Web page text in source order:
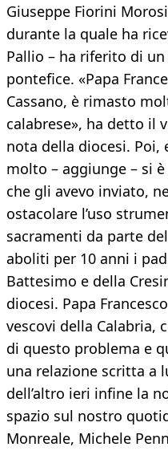
Giuseppe Fiorini
durante la quale ha
Pallio – ha riferito di
pontefice. «Papa
Cassano, è rimasto
calabrese», ha detto il
nota della diocesi. Poi,
molto – aggiunge – si
che gli avevo inviato,
ostacolare l’uso
sacramenti da parte
aboliti per 10 anni i
Battesimo e della
diocesi. Papa
vescovi della Calabria,
di questo problema e
una relazione scritta a
dell’altro ieri infine la
spazio sul nostro
Monreale, Michele